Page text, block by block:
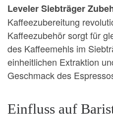
Leveler Siebträger
Kaffeezubereitung
Kaffeezubehör sorgt für
des Kaffeemehls im
einheitlichen Extraktion
Geschmack des
Einfluss auf